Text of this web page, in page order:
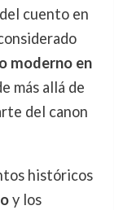
cuento en
moderno en
más allá de
del canon
históricos
y los